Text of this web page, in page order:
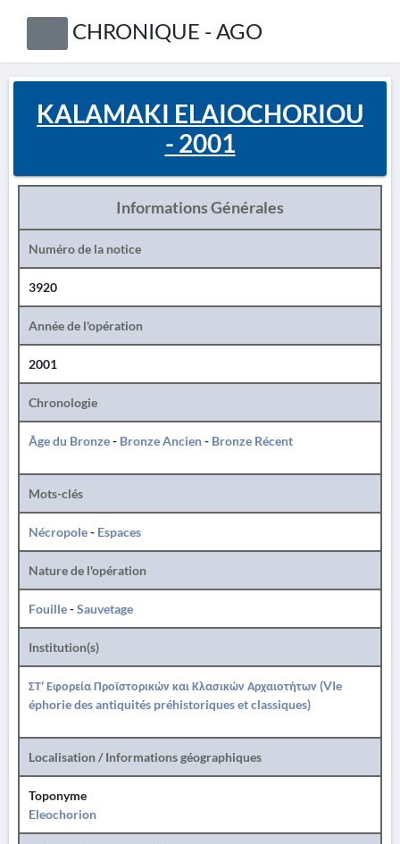
CHRONIQUE - AGO
KALAMAKI ELAIOCHORIOU
- 2001
Informations Générales
Numéro de la notice
3920
Année de l'opération
2001
Chronologie
Âge du Bronze- Bronze Ancien- Bronze Récent
Mots-clés
Nécropole- Espaces
Nature de l'opération
Fouille-Sauvetage
Institution(s)
ΣΤ' Εφορεία Προϊστορικών και Κλασικών Αρχαιοτήτων (VIe
éphorie des antiquités préhistoriques et classiques)
Localisation / Informations géographiques
Toponyme
Eleochorion